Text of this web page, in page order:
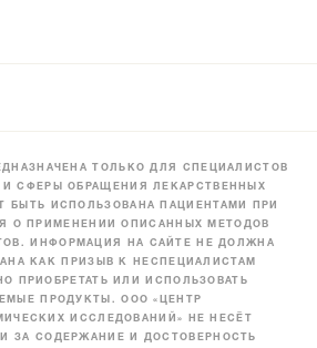
ТОЛЬКО ДЛЯ СПЕЦИАЛИСТОВ
И СФЕРЫ ОБРАЩЕНИЯ ЛЕКАРСТВЕННЫХ
БЫТЬ ИСПОЛЬЗОВАНА ПАЦИЕНТАМИ ПРИ
О ПРИМЕНЕНИИ ОПИСАННЫХ МЕТОДОВ
ИНФОРМАЦИЯ НА САЙТЕ НЕ ДОЛЖНА
КАК ПРИЗЫВ К НЕСПЕЦИАЛИСТАМ
ПРИОБРЕТАТЬ ИЛИ ИСПОЛЬЗОВАТЬ
ПРОДУКТЫ. ООО «ЦЕНТР
ИССЛЕДОВАНИЙ» НЕ НЕСЁТ
ЗА СОДЕРЖАНИЕ И ДОСТОВЕРНОСТЬ